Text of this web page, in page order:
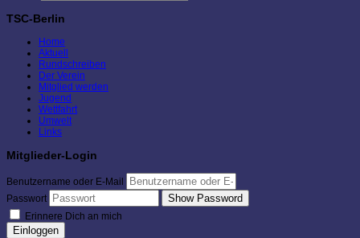
TSC-Berlin
Home
Aktuell
Rundschreiben
Der Verein
Mitglied werden
Jugend
Wettfahrt
Umwelt
Links
Mitglieder-Login
Benutzername oder E-Mail
Passwort
Show Password
Erinnere Dich an mich
Einloggen